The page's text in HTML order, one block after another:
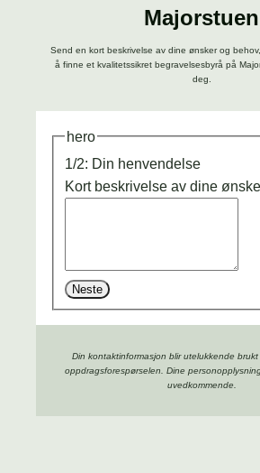
Majorstuen
Send en kort beskrivelse av dine ønsker og
å finne et kvalitetssikret begravelsesbyrå på
deg.
hero
1/2: Din henvendelse
Kort beskrivelse av dine
Neste
Din kontaktinformasjon blir utelukkende
oppdrags­forespørselen. Dine
uvedkommende.